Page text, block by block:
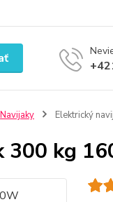
Navijaky Elektrický
300 kg